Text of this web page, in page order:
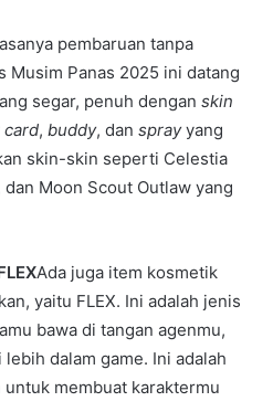
pembaruan tanpa
Musim Panas 2025 ini datang
segar, penuh dengan skin
card, buddy, dan sprayyang
skin-skin seperti Celestia
Moon Scout Outlaw yang
Ada juga item kosmetik
yaitu FLEX. Ini adalah jenis
bawa di tangan agenmu,
dalam game. Ini adalah
membuat karaktermu